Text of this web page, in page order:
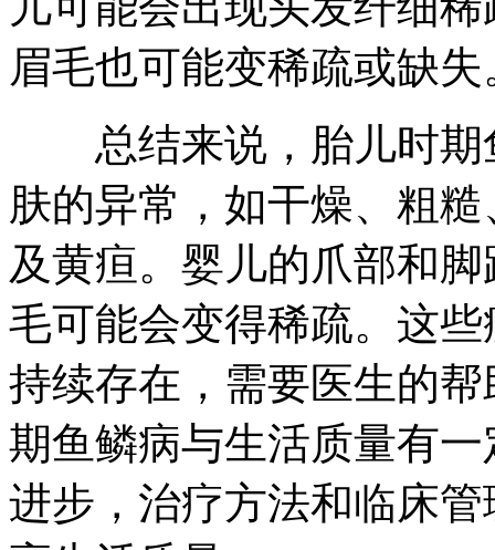
眉毛也可能变稀疏或缺失
总结来说，胎儿时期
肤的异常，如干燥、粗
及黄疸。婴儿的爪部和
毛可能会变得稀疏。这
持续存在，需要医生的
期鱼鳞病与生活质量有
进步，治疗方法和临床